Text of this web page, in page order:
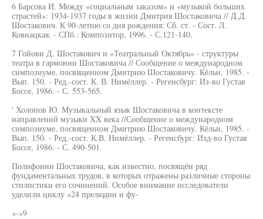
6 Барсова И. Между «социальным заказом» и «музыкой больших
страстей»: 1934-1937 годы в жизни Дмитрия Шостаковича // Д.Д.
Шостакович. К 90-летию со дня рождения: Сб. ст. - Сост. Л.
Ковнацкая. - СПб.: Композитор, 1996. - С.121-140.
7 Гойови Д. Шостакович и «Театральный Октябрь» - структуры
театра в гармонии Шостаковича // Сообщение о международном
симпозиуме, посвященном Дмитрию Шостаковичу. Кёльн, 1985. -
Вып. 150. - Ред.-сост. К. В. Нимёллер. - Регенсбург: Из-во Густав
Боссе, 1986. - С. 553-565.
' Холопов Ю. Музыкальный язык Шостаковича в контексте
направлений музыки XX века //Сообщение о международном
симпозиуме, посвященном Дмитрию Шостаковичу. Кёльн, 1985. -
Вып. 150. - Ред.-сост. К.В. Нимёллер. - Регенсбург: Изд-во Густав
Боссе, 1986. - С. 490-501.
Полифонии Шостаковича, как известно, посвящён ряд
фундаментальных трудов, в которых отражены различные стороны
стилистики его сочинений. Особое внимание исследователи
уделили циклу «24 прелюдии и фу-
«-»9